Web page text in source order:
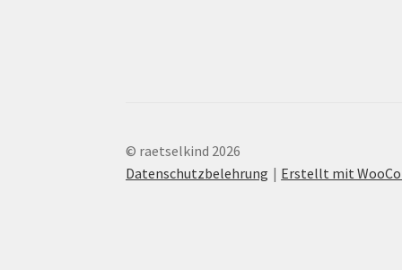
© raetselkind 2026
Datenschutzbelehrung
Erstellt mit